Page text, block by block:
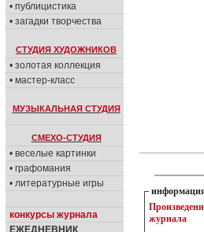
• публицистика
• загадки творчества
СТУДИЯ ХУДОЖНИКОВ
• золотая коллекция
• мастер-класс
МУЗЫКАЛЬНАЯ СТУДИЯ
СМЕХО-СТУДИЯ
• веселые картинки
• графомания
• литературные игры
конкурсы журнала
ЕЖЕДНЕВНИК
журнала